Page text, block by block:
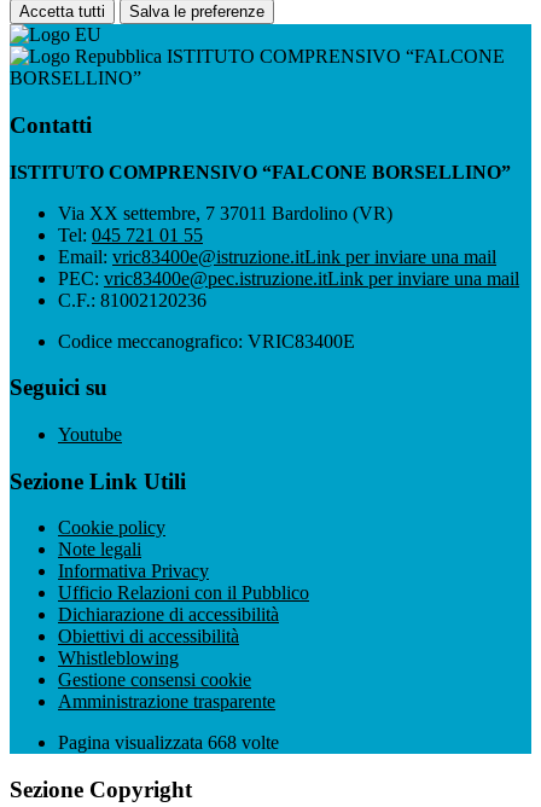
Accetta tutti Salva le preferenze
ISTITUTO COMPRENSIVO “FALCONE
BORSELLINO”
Contatti
ISTITUTO COMPRENSIVO “FALCONE BORSELLINO”
Via XX settembre, 7 37011 Bardolino (VR)
Tel: 045 721 01 55
Email: vric83400e@istruzione.itLink per inviare una mail
PEC: vric83400e@pec.istruzione.itLink per inviare una mail
C.F.: 81002120236
Codice meccanografico: VRIC83400E
Seguici su
Youtube
Sezione Link Utili
Cookie policy
Note legali
Informativa Privacy
Ufficio Relazioni con il Pubblico
Dichiarazione di accessibilità
Obiettivi di accessibilità
Whistleblowing
Gestione consensi cookie
Amministrazione trasparente
Pagina visualizzata 668 volte
Sezione Copyright